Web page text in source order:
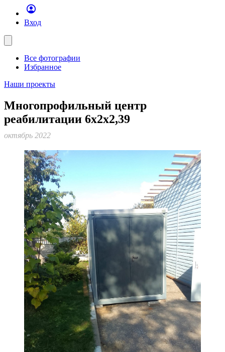
Вход
Все фотографии
Избранное
Наши проекты
Многопрофильный центр
реабилитации 6х2х2,39
октябрь 2022